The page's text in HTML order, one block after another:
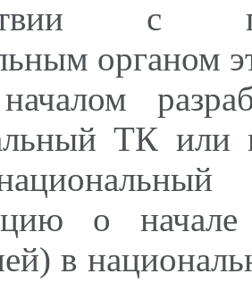
с
органом
ТК или
о начале
в